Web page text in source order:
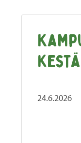
24.6.2026